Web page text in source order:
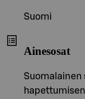
Suomi
Ainesosat
Suomalainen